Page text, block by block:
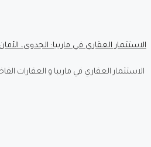
الاستثمار العقاري في ماربيا: الجدوى،
الاستثمار العقاري في ماربيا و العقارات